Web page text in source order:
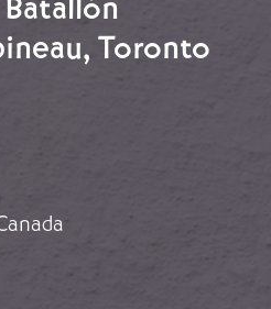
Toronto
al Batallón